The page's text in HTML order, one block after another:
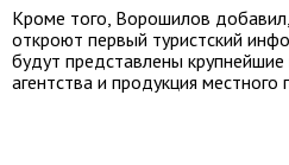
Кроме того, Ворошилов
откроют первый туристский
будут представлены крупнейшие
агентства и продукция местного